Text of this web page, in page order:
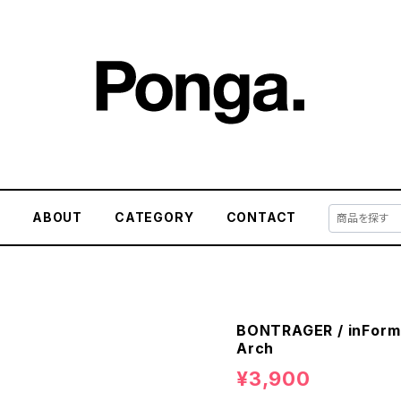
ABOUT CATEGORY CONTACT
BONTRAGER /
Arch
¥3,900